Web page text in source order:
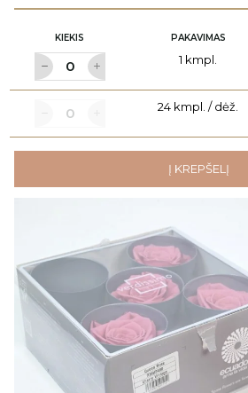
KIEKIS PAKAVIMAS
1 kmpl.
24 kmpl. / dėž.
Į KREPŠELĮ